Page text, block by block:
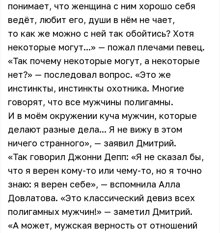
понимает, что женщина с ним хорошо себя
ведёт, любит его, души в нём не чает,
то как же можно с ней так обойтись? Хотя
некоторые могут...» — пожал плечами певец.
«Так почему некоторые могут, а некоторые
нет?» — последовал вопрос. «Это же
инстинкты, инстинкты охотника. Многие
говорят, что все мужчины полигамны.
И в моём окружении куча мужчин, которые
делают разные дела... Я не вижу в этом
ничего странного», — заявил Дмитрий.
«Так говорил Джонни Депп: «Я не сказал бы,
что я верен кому-то или чему-то, но я точно
знаю: я верен себе», — вспомнила Алла
Довлатова. «Это классический девиз всех
полигамных мужчин!» — заметил Дмитрий.
«А может, мужская верность от отношений